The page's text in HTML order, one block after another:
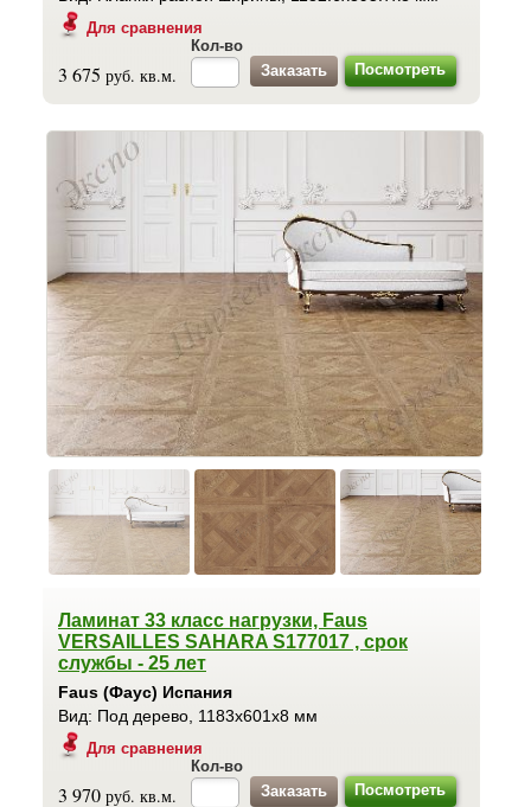
Для сравнения
3 675 руб. кв.м.
Кол-во
Посмотреть
Ламинат 33 класс нагрузки, Faus
VERSAILLES SAHARA S177017 , срок
службы - 25 лет
Faus (Фаус) Испания
Вид: Под дерево, 1183x601x8 мм
Для сравнения
3 970 руб. кв.м.
Кол-во
Посмотреть